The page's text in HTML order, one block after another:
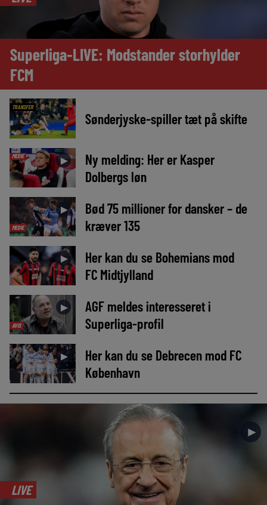
Superliga-LIVE: Modstander storhylder
FCM
TRANSFER
Sønderjyske-spiller tæt på skifte
MEDIE ►
Ny melding: Her er Kasper
Dolbergs løn
MEDIE
►
Bød 75 millioner for dansker – de
kræver 135
►
Her kan du se Bohemians mod
FC Midtjylland
AVIS
►
AGF meldes interesseret i
Superliga-profil
►
Her kan du se Debrecen mod FC
København
►
LIVE